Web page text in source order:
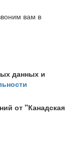
вам в
данных и
от "Канадская